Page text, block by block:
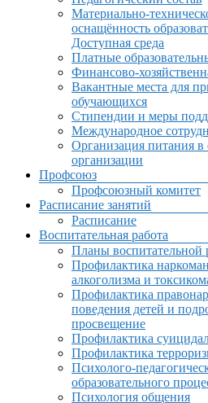
Материально-
оснащённость
Доступная среда
Платные
Финансово-
Вакантные места для
обучающихся
Стипендии и меры
Международное
Организация питания в
организации
Профсоюз
Профсоюзный комитет
Расписание занятий
Расписание
Воспитательная работа
Планы воспитательной
Профилактика
алкоголизма и
Профилактика
поведения детей и
просвещение
Профилактика
Профилактика
Психолого-
образовательного
Психология общения